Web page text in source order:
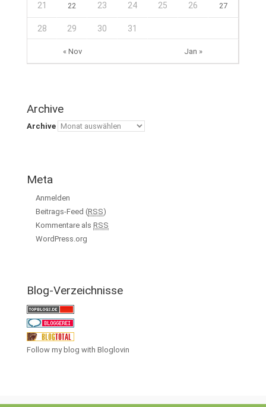
« Nov Jan »
21 22 23 24 25 26 27
28 29 30 31
Archive
Archive
Meta
Anmelden
Beitrags-Feed (RSS)
Kommentare als RSS
WordPress.org
Blog-Verzeichnisse
Follow my blog with Bloglovin